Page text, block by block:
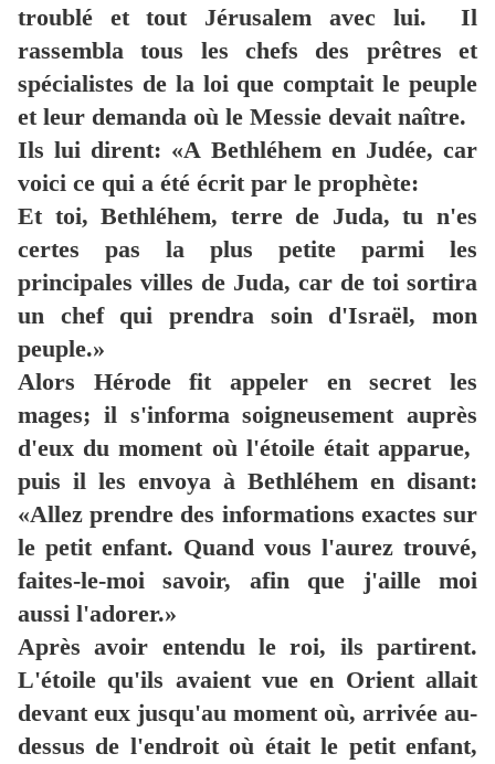
troublé et tout Jérusalem avec lui. Il
rassembla tous les chefs des prêtres et
spécialistes de la loi que comptait le peuple
et leur demanda où le Messie devait naître.
Ils lui dirent: «A Bethléhem en Judée, car
voici ce qui a été écrit par le prophète:
Et toi, Bethléhem, terre de Juda, tu n'es
certes pas la plus petite parmi les
principales villes de Juda, car de toi sortira
un chef qui prendra soin d'Israël, mon
peuple.»
Alors Hérode fit appeler en secret les
mages; il s'informa soigneusement auprès
d'eux du moment où l'étoile était apparue,
puis il les envoya à Bethléhem en disant:
«Allez prendre des informations exactes sur
le petit enfant. Quand vous l'aurez trouvé,
faites-le-moi savoir, afin que j'aille moi
aussi l'adorer.»
Après avoir entendu le roi, ils partirent.
L'étoile qu'ils avaient vue en Orient allait
devant eux jusqu'au moment où, arrivée au-
dessus de l'endroit où était le petit enfant,